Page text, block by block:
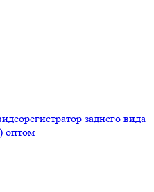
заднего вида
оптом